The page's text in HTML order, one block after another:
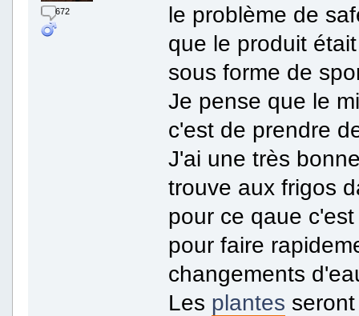
672
le problème de
que le produit
sous forme de
Je pense que le
c'est de prendre
J'ai une très
trouve aux frigos
pour ce qaue
pour faire
changements
Les plantes